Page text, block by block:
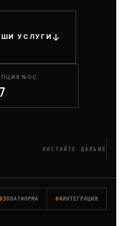
УСЛУГИ ↓
NOC
ЛИСТАЙТЕ ДАЛЬШЕ
03 ПЛАТФОРМА 04 ИНТЕГРАЦИЯ